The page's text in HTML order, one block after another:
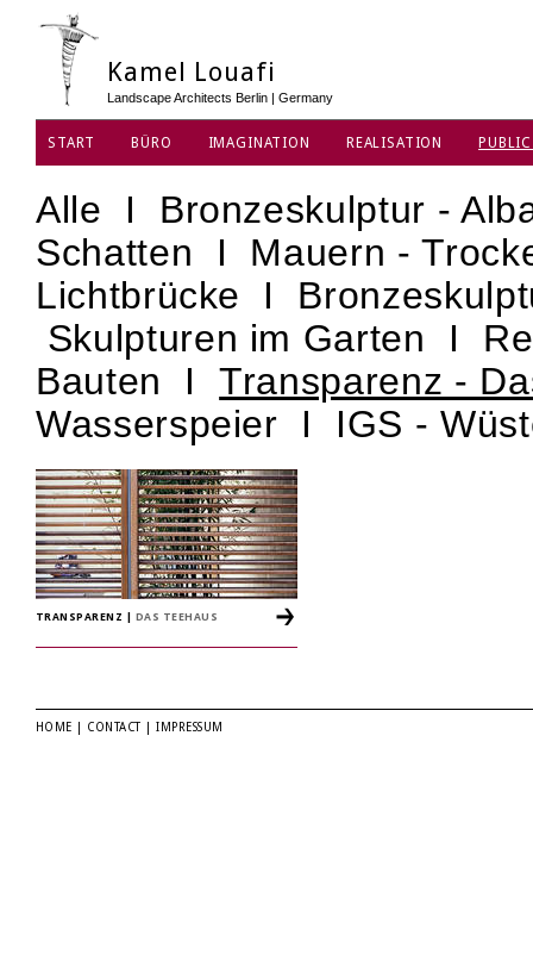
Kamel Louafi
Landscape Architects Berlin | Germany
START BÜRO IMAGINATION REALISATION
Alle I Bronzeskulptur -
Schatten I Mauern -
Lichtbrücke I
Skulpturen im Garten I
Bauten ITransparenz -
Wasserspeier I IGS -
TRANSPARENZ DAS TEEHAUS
HOME CONTACT |IMPRESSUM